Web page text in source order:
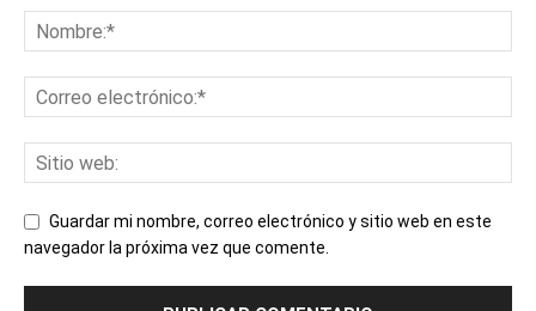
Guardar mi nombre, correo electrónico y sitio web en este
navegador la próxima vez que comente.